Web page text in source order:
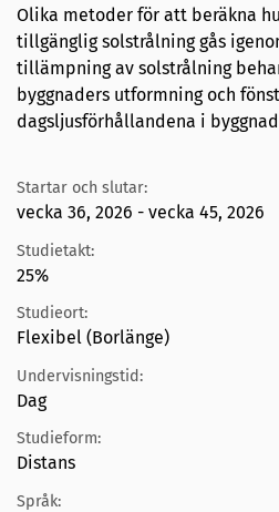
Olika metoder för att beräkna
tillgänglig solstrålning gås
tillämpning av solstrålning
byggnaders utformning och
dagsljusförhållandena i
Startar och slutar:
vecka 36, 2026 - vecka 45, 2026
Studietakt:
25%
Studieort:
Flexibel (Borlänge)
Undervisningstid:
Dag
Studieform:
Distans
Språk: